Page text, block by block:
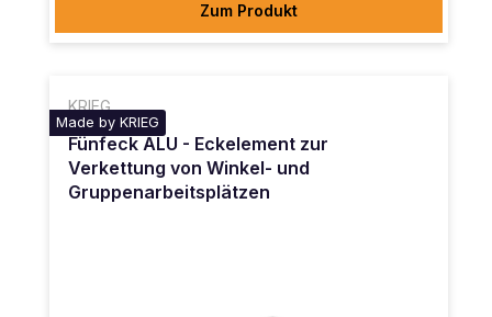
Zum Produkt
KRIEG
Made by KRIEG
Fünfeck ALU - Eckelement zur
Verkettung von Winkel- und
Gruppenarbeitsplätzen